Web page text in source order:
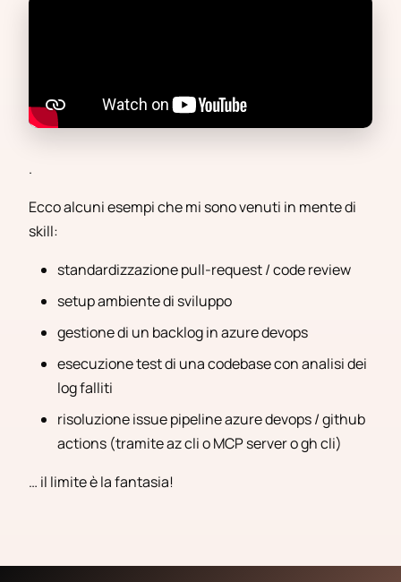
.
Ecco alcuni esempi che mi sono venuti in mente di
skill:
standardizzazione pull-request / code review
setup ambiente di sviluppo
gestione di un backlog in azure devops
esecuzione test di una codebase con analisi dei
log falliti
risoluzione issue pipeline azure devops / github
actions (tramite az cli o MCP server o gh cli)
… il limite è la fantasia!